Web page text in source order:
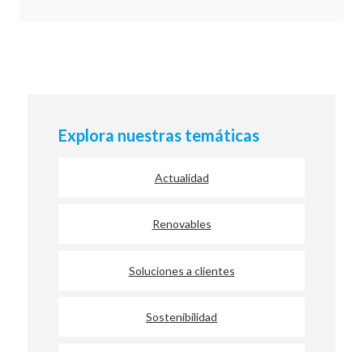
Explora nuestras temáticas
Actualidad
Renovables
Soluciones a clientes
Sostenibilidad